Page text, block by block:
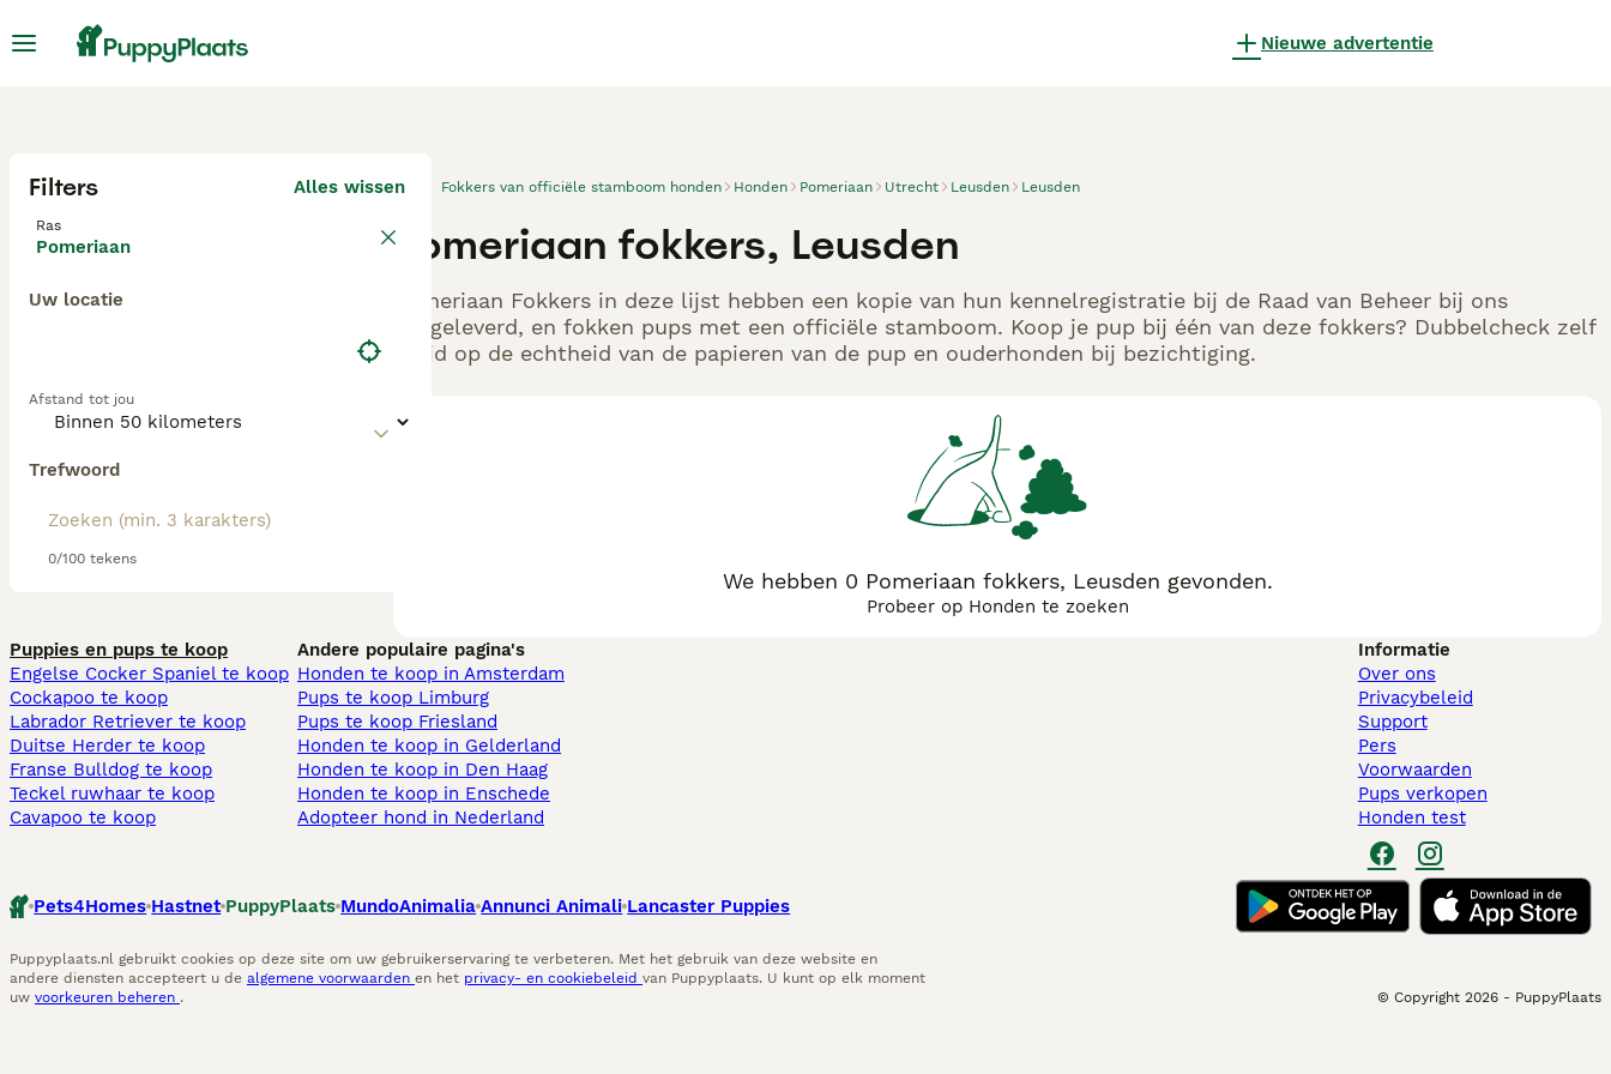
Nieuwe advertentie
Filters Alles wissen
Ras
Pomeriaan
Uw locatie
Afstand tot jou
Trefwoord
0/100 tekens
Fokkers van officiële stamboom honden Honden Pomeriaan Utrecht Leusden Leusden
Pomeriaan fokkers, Leusden
Pomeriaan Fokkers in deze lijst hebben een kopie van hun kennelregistratie bij de Raad van Beheer bij ons
aangeleverd, en fokken pups met een officiële stamboom. Koop je pup bij één van deze fokkers? Dubbelcheck zelf
altijd op de echtheid van de papieren van de pup en ouderhonden bij bezichtiging.
We hebben 0 Pomeriaan fokkers, Leusden gevonden.
Probeer op Honden te zoeken
Puppies en pups te koop
Engelse Cocker Spaniel te koop
Cockapoo te koop
Labrador Retriever te koop
Duitse Herder te koop
Franse Bulldog te koop
Teckel ruwhaar te koop
Cavapoo te koop
Andere populaire pagina's
Honden te koop in Amsterdam
Pups te koop Limburg​
Pups te koop Friesland​
Honden te koop in Gelderland
Honden te koop in Den Haag
Honden te koop in Enschede
Adopteer hond in Nederland
Informatie
Over ons
Privacybeleid
Support
Pers
Voorwaarden
Pups verkopen
Honden test
Pets4Homes Hastnet PuppyPlaats MundoAnimalia Annunci Animali Lancaster Puppies
Puppyplaats.nl gebruikt cookies op deze site om uw gebruikerservaring te verbeteren. Met het gebruik van deze website en
andere diensten accepteert u de algemene voorwaarden en het privacy- en cookiebeleid van Puppyplaats. U kunt op elk moment
uw voorkeuren beheren . © Copyright 2026 - PuppyPlaats